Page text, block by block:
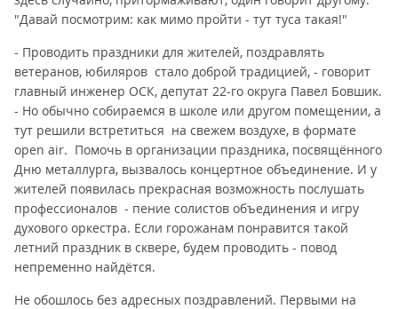
"Давай посмотрим: как мимо пройти - тут туса такая!"
- Проводить праздники для жителей, поздравлять
ветеранов, юбиляров стало доброй традицией, - говорит
главный инженер ОСК, депутат 22-го округа Павел Бовшик.
- Но обычно собираемся в школе или другом помещении, а
тут решили встретиться на свежем воздухе, в формате
open air. Помочь в организации праздника, посвящённого
Дню металлурга, вызвалось концертное объединение. И у
жителей появилась прекрасная возможность послушать
профессионалов - пение солистов объединения и игру
духового оркестра. Если горожанам понравится такой
летний праздник в сквере, будем проводить - повод
непременно найдётся.
Не обошлось без адресных поздравлений. Первыми на